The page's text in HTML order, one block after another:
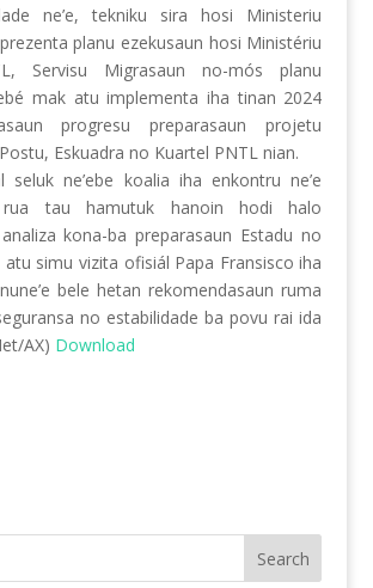
ne’e, tekniku sira hosi Ministeriu
planu ezekusaun hosi Ministériu
Servisu Migrasaun no-mós planu
mak atu implementa iha tinan 2024
progresu preparasaun projetu
Eskuadra no Kuartel PNTL nian.
seluk ne’ebe koalia iha enkontru ne’e
tau hamutuk hanoin hodi halo
kona-ba preparasaun Estadu no
simu vizita ofisiál Papa Fransisco iha
bele hetan rekomendasaun ruma
no estabilidade ba povu rai ida
AX) Download
Search